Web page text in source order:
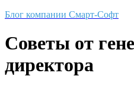
Блог компании Смарт-Софт
Советы от
директора